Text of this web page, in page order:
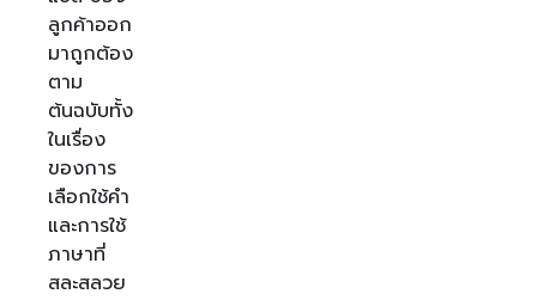
ลูกค้าออก
มาถูกต้อง
ตาม
ต้นฉบับทั้ง
ในเรื่อง
ของการ
เลือกใช้คำ
และการใช้
ภาษาที่
สละสลวย